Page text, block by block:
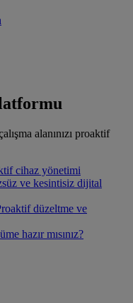
alanınızı proaktif
cihaz yönetimi
ve kesintisiz dijital
düzeltme ve
hazır mısınız?